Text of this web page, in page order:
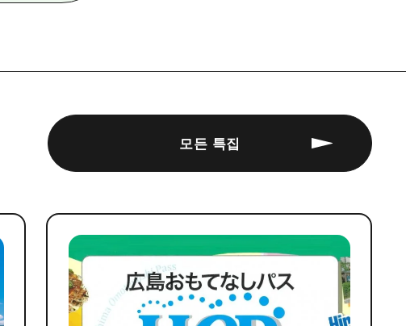
모든 특집